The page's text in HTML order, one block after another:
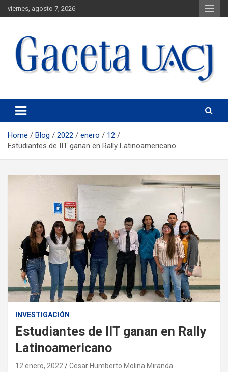
viernes, agosto 7, 2026
Gaceta UACJ
Home Blog 2022 enero
12
Estudiantes de IIT ganan en Rally Latinoamericano
INVESTIGACIÓN
Estudiantes de IIT ganan en Rally
Latinoamericano
12 enero, 2022 Cesar Humberto Molina Miranda